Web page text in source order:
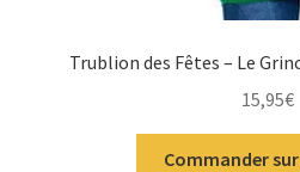
Trublion des Fêtes – Le
15,95€
Commander